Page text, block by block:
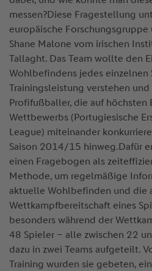
messen?Diese Fragestellung
europäische
Shane Malone vom irischen
Tallaght. Das Team wollte den
Wohlbefindens jedes einzelnen
Trainingsleistung verstehen
Profifußballer, die auf höchsten
Wettbewerbs (Portugiesische
League) miteinander
Saison 2014/15 hinweg.Dafür
einen Fragebogen als
Methode, um regelmäßige
aktuelle Wohlbefinden und die
Wettkampfbereitschaft eines
besonders während der
48 Spieler – alle zwischen 22
dazu in zwei Teams aufgeteilt.
Training wurden sie gebeten,